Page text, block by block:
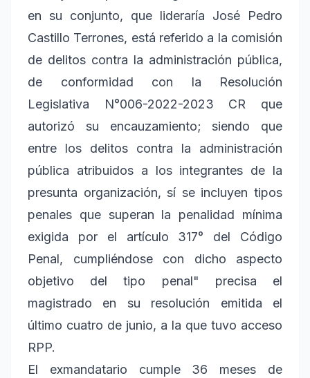
en su conjunto, que lideraría José Pedro
Castillo Terrones, está referido a la comisión
de delitos contra la administración pública,
de conformidad con la Resolución
Legislativa N°006-2022-2023 CR que
autorizó su encauzamiento; siendo que
entre los delitos contra la administración
pública atribuidos a los integrantes de la
presunta organización, sí se incluyen tipos
penales que superan la penalidad mínima
exigida por el artículo 317° del Código
Penal, cumpliéndose con dicho aspecto
objetivo del tipo penal" precisa el
magistrado en su resolución emitida el
último cuatro de junio, a la que tuvo acceso
RPP.
El exmandatario cumple 36 meses de